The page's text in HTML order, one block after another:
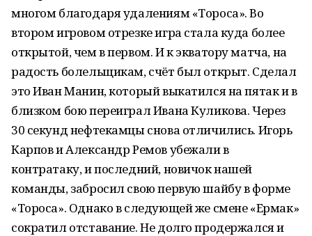
многом благодаря удалениям «Тороса». Во
втором игровом отрезке игра стала куда более
открытой, чем в первом. И к экватору матча, на
радость болельщикам, счёт был открыт. Сделал
это Иван Манин, который выкатился на пятак и в
близком бою переиграл Ивана Куликова. Через
30 секунд нефтекамцы снова отличились. Игорь
Карпов и Александр Ремов убежали в
контратаку, и последний, новичок нашей
команды, забросил свою первую шайбу в форме
«Тороса». Однако в следующей же смене «Ермак»
сократил отставание. Не долго продержался и